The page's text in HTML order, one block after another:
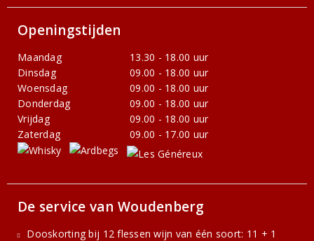
Openingstijden
Maandag
13.30 - 18.00 uur
Dinsdag
09.00 - 18.00 uur
Woensdag
09.00 - 18.00 uur
Donderdag
09.00 - 18.00 uur
Vrijdag
09.00 - 18.00 uur
Zaterdag
09.00 - 17.00 uur
De service van Woudenberg
Dooskorting bij 12 flessen wijn van één soort: 11 + 1